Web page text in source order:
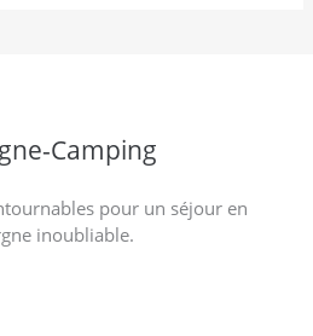
Camping
pour un séjour en
inoubliable.